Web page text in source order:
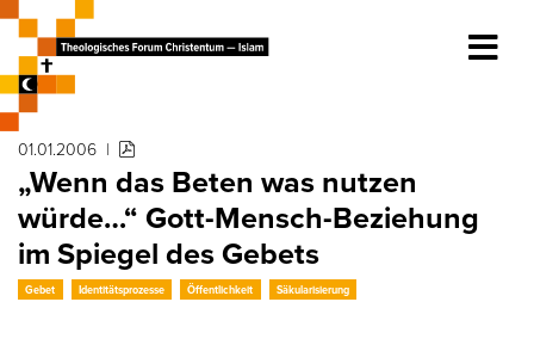
01.01.2006 |
„Wenn das Beten was nutzen
würde…“ Gott-Mensch-Beziehung
im Spiegel des Gebets
Gebet Identitätsprozesse Öffentlichkeit Säkularisierung